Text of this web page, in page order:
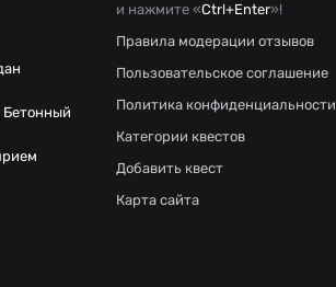
Бетонный
и нажмите «Ctrl+Enter»!
Правила модерации отзывов
Пользовательское соглашение
Политика конфиденциальности
Категории квестов
Добавить квест
Карта сайта